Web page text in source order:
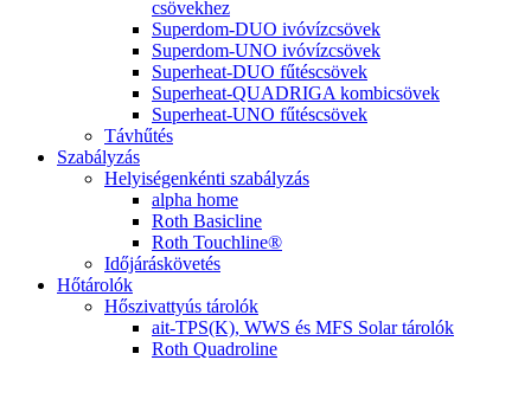
csövekhez
Superdom-DUO ivóvízcsövek
Superdom-UNO ivóvízcsövek
Superheat-DUO fűtéscsövek
Superheat-QUADRIGA kombicsövek
Superheat-UNO fűtéscsövek
Távhűtés
Szabályzás
Helyiségenkénti szabályzás
alpha home
Roth Basicline
Roth Touchline®
Időjáráskövetés
Hőtárolók
Hőszivattyús tárolók
ait-TPS(K), WWS és MFS Solar tárolók
Roth Quadroline